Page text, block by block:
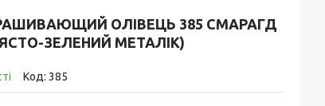
ОЛІВЕЦЬ 385 СМАРАГД
ЗЕЛЕНИЙ МЕТАЛІК)
Код: 385